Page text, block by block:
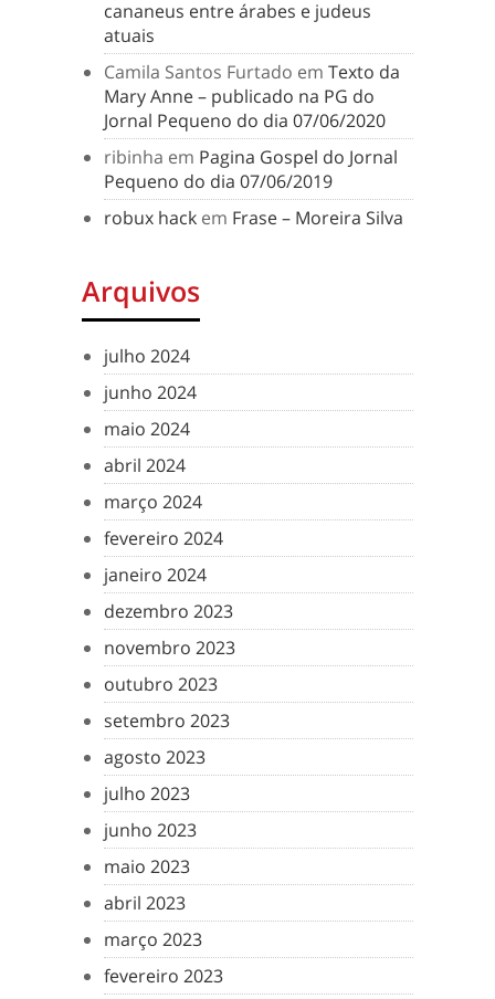
cananeus entre árabes e judeus
atuais
Camila Santos Furtado em Texto da
Mary Anne – publicado na PG do
Jornal Pequeno do dia 07/06/2020
ribinha em Pagina Gospel do Jornal
Pequeno do dia 07/06/2019
robux hack em Frase – Moreira Silva
Arquivos
julho 2024
junho 2024
maio 2024
abril 2024
março 2024
fevereiro 2024
janeiro 2024
dezembro 2023
novembro 2023
outubro 2023
setembro 2023
agosto 2023
julho 2023
junho 2023
maio 2023
abril 2023
março 2023
fevereiro 2023